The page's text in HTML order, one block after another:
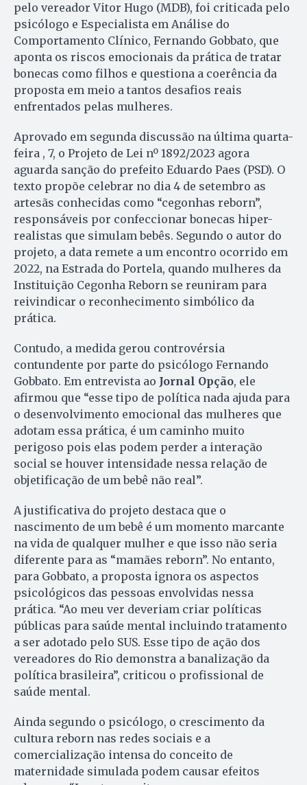
pelo vereador Vitor Hugo (MDB), foi criticada pelo
psicólogo e Especialista em Análise do
Comportamento Clínico, Fernando Gobbato, que
aponta os riscos emocionais da prática de tratar
bonecas como filhos e questiona a coerência da
proposta em meio a tantos desafios reais
enfrentados pelas mulheres.
Aprovado em segunda discussão na última quarta-
feira , 7, o Projeto de Lei nº 1892/2023 agora
aguarda sanção do prefeito Eduardo Paes (PSD). O
texto propõe celebrar no dia 4 de setembro as
artesãs conhecidas como “cegonhas reborn”,
responsáveis por confeccionar bonecas hiper-
realistas que simulam bebês. Segundo o autor do
projeto, a data remete a um encontro ocorrido em
2022, na Estrada do Portela, quando mulheres da
Instituição Cegonha Reborn se reuniram para
reivindicar o reconhecimento simbólico da
prática.
Contudo, a medida gerou controvérsia
contundente por parte do psicólogo Fernando
Gobbato. Em entrevista ao Jornal Opção, ele
afirmou que “esse tipo de política nada ajuda para
o desenvolvimento emocional das mulheres que
adotam essa prática, é um caminho muito
perigoso pois elas podem perder a interação
social se houver intensidade nessa relação de
objetificação de um bebê não real”.
A justificativa do projeto destaca que o
nascimento de um bebê é um momento marcante
na vida de qualquer mulher e que isso não seria
diferente para as “mamães reborn”. No entanto,
para Gobbato, a proposta ignora os aspectos
psicológicos das pessoas envolvidas nessa
prática. “Ao meu ver deveriam criar políticas
públicas para saúde mental incluindo tratamento
a ser adotado pelo SUS. Esse tipo de ação dos
vereadores do Rio demonstra a banalização da
política brasileira”, criticou o profissional de
saúde mental.
Ainda segundo o psicólogo, o crescimento da
cultura reborn nas redes sociais e a
comercialização intensa do conceito de
maternidade simulada podem causar efeitos